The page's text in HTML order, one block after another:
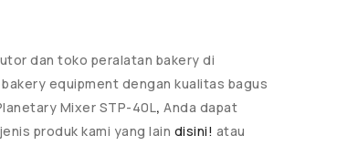
dan toko peralatan bakery di
equipment dengan kualitas bagus
Mixer STP-40L, Anda dapat
produk kami yang lain disini! atau